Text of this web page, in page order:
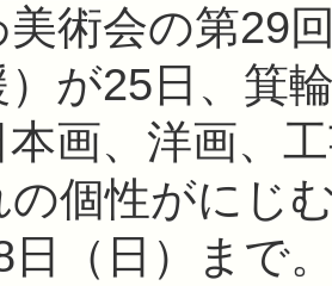
術会の第29
が25日、箕
本画、洋画、
の個性がにじ
日（日）まで